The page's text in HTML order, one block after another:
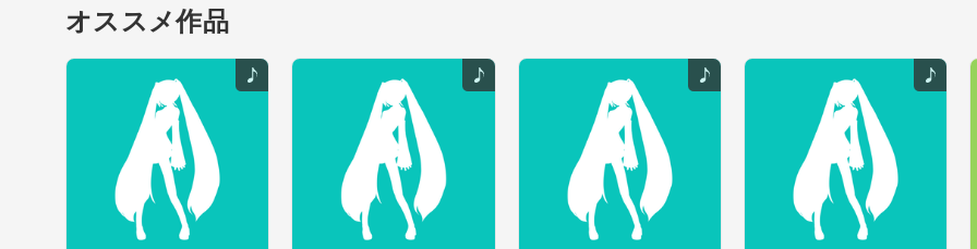
不確かなモノを確かめたくて
咲かない花に水を差した
夕べに浮かぶおぼろ月は
涙の奥に滲んで消え去った
臆病な誰かを想った
オススメ作品